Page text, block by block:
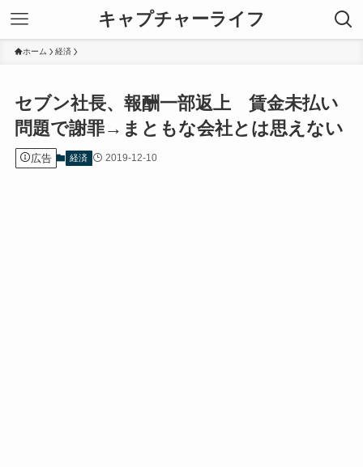
キャプチャーライフ
ホーム 経済
セブン社長、報酬一部返上 賃金未払い
問題で謝罪→まともな会社とは思えない
広告 経済 2019-12-10